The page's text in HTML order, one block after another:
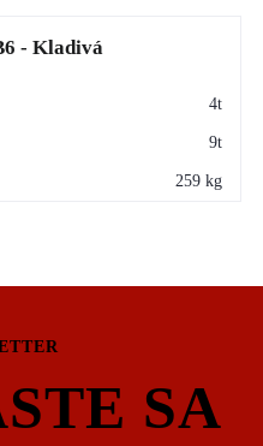
- Kladivá
4t
9t
259 kg
SA